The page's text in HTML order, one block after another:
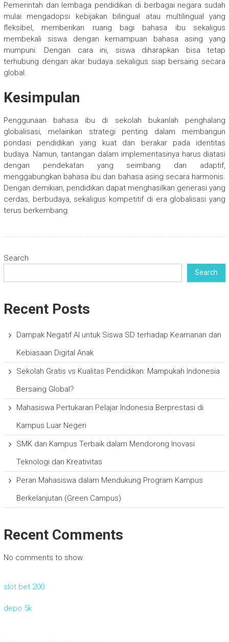
Pemerintah dan lembaga pendidikan di berbagai negara sudah
mulai mengadopsi kebijakan bilingual atau multilingual yang
fleksibel, memberikan ruang bagi bahasa ibu sekaligus
membekali siswa dengan kemampuan bahasa asing yang
mumpuni. Dengan cara ini, siswa diharapkan bisa tetap
terhubung dengan akar budaya sekaligus siap bersaing secara
global.
Kesimpulan
Penggunaan bahasa ibu di sekolah bukanlah penghalang
globalisasi, melainkan strategi penting dalam membangun
pondasi pendidikan yang kuat dan berakar pada identitas
budaya. Namun, tantangan dalam implementasinya harus diatasi
dengan pendekatan yang seimbang dan adaptif,
menggabungkan bahasa ibu dan bahasa asing secara harmonis.
Dengan demikian, pendidikan dapat menghasilkan generasi yang
cerdas, berbudaya, sekaligus kompetitif di era globalisasi yang
terus berkembang.
Search
Search
Recent Posts
Dampak Negatif AI untuk Siswa SD terhadap Keamanan dan
Kebiasaan Digital Anak
Sekolah Gratis vs Kualitas Pendidikan: Mampukah Indonesia
Bersaing Global?
Mahasiswa Pertukaran Pelajar Indonesia Berprestasi di
Kampus Luar Negeri
SMK dan Kampus Terbaik dalam Mendorong Inovasi
Teknologi dan Kreativitas
Peran Mahasiswa dalam Mendukung Program Kampus
Berkelanjutan (Green Campus)
Recent Comments
No comments to show.
slot bet 200
depo 5k